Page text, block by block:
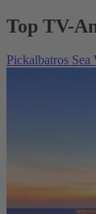
Top TV-
Pickalbatros Sea